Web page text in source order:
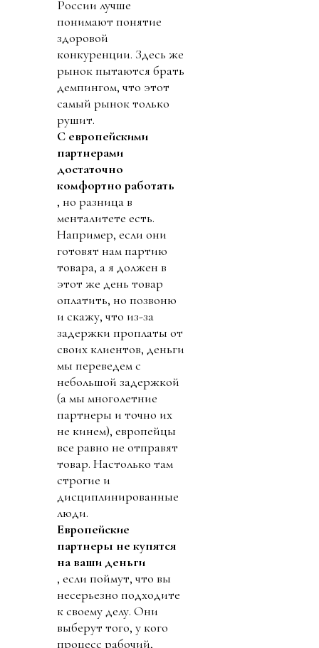
России лучше
понимают понятие
здоровой
конкуренции. Здесь же
рынок пытаются брать
демпингом, что этот
самый рынок только
рушит.
С европейскими
партнерами
достаточно
комфортно работать
, но разница в
менталитете есть.
Например, если они
готовят нам партию
товара, а я должен в
этот же день товар
оплатить, но позвоню
и скажу, что из-за
задержки проплаты от
своих клиентов, деньги
мы переведем с
небольшой задержкой
(а мы многолетние
партнеры и точно их
не кинем), европейцы
все равно не отправят
товар. Настолько там
строгие и
дисциплинированные
люди.
Европейские
партнеры не купятся
на ваши деньги
, если поймут, что вы
несерьезно подходите
к своему делу. Они
выберут того, у кого
процесс рабочий,